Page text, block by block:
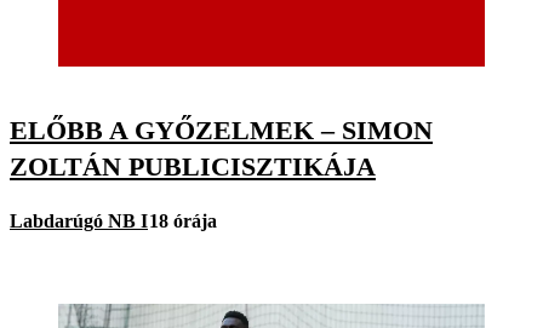
ELŐBB A GYŐZELMEK – SIMON
ZOLTÁN PUBLICISZTIKÁJA
Labdarúgó NB I18 órája